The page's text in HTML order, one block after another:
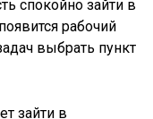
спокойно зайти в
рабочий
выбрать пункт
зайти в